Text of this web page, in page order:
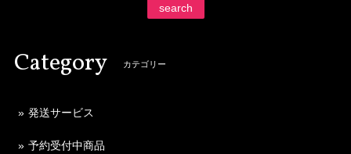
search
Category カテゴリー
発送サービス
予約受付中商品